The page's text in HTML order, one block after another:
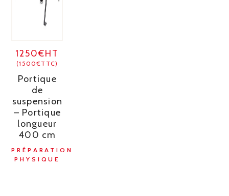
1250€HT
(1500€TTC)
Portique
de
suspension
– Portique
longueur
400 cm
PRÉPARATION
PHYSIQUE